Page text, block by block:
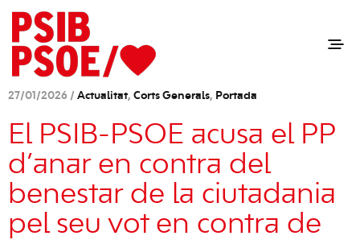
27/01/2026 / Actualitat, Corts Generals, Portada
El PSIB-PSOE acusa el PP
d’anar en contra del
benestar de la ciutadania
pel seu vot en contra de